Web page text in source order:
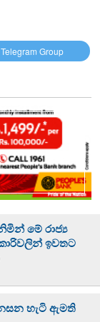
Group
මේ රාජ්‍ය
ඉවතට
හැටි ඇමති